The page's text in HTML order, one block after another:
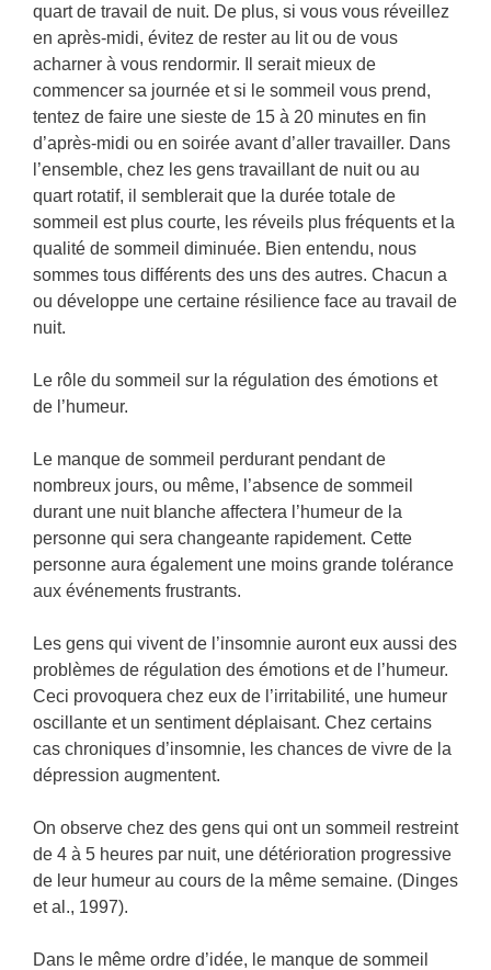
quart de travail de nuit. De plus, si vous vous réveillez
en après-midi, évitez de rester au lit ou de vous
acharner à vous rendormir. Il serait mieux de
commencer sa journée et si le sommeil vous prend,
tentez de faire une sieste de 15 à 20 minutes en fin
d’après-midi ou en soirée avant d’aller travailler. Dans
l’ensemble, chez les gens travaillant de nuit ou au
quart rotatif, il semblerait que la durée totale de
sommeil est plus courte, les réveils plus fréquents et la
qualité de sommeil diminuée. Bien entendu, nous
sommes tous différents des uns des autres. Chacun a
ou développe une certaine résilience face au travail de
nuit.
Le rôle du sommeil sur la régulation des émotions et
de l’humeur.
Le manque de sommeil perdurant pendant de
nombreux jours, ou même, l’absence de sommeil
durant une nuit blanche affectera l’humeur de la
personne qui sera changeante rapidement. Cette
personne aura également une moins grande tolérance
aux événements frustrants.
Les gens qui vivent de l’insomnie auront eux aussi des
problèmes de régulation des émotions et de l’humeur.
Ceci provoquera chez eux de l’irritabilité, une humeur
oscillante et un sentiment déplaisant. Chez certains
cas chroniques d’insomnie, les chances de vivre de la
dépression augmentent.
On observe chez des gens qui ont un sommeil restreint
de 4 à 5 heures par nuit, une détérioration progressive
de leur humeur au cours de la même semaine. (Dinges
et al., 1997).
Dans le même ordre d’idée, le manque de sommeil